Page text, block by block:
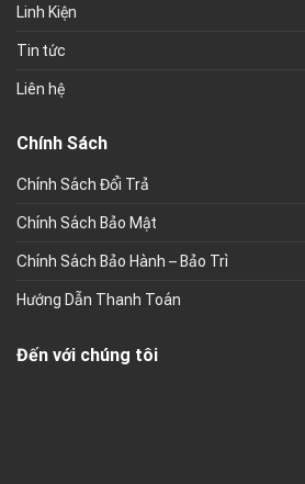
Linh Kiện
Tin tức
Liên hệ
Chính Sách
Chính Sách Đổi Trả
Chính Sách Bảo Mật
Chính Sách Bảo Hành – Bảo Trì
Hướng Dẫn Thanh Toán
Đến với chúng tôi